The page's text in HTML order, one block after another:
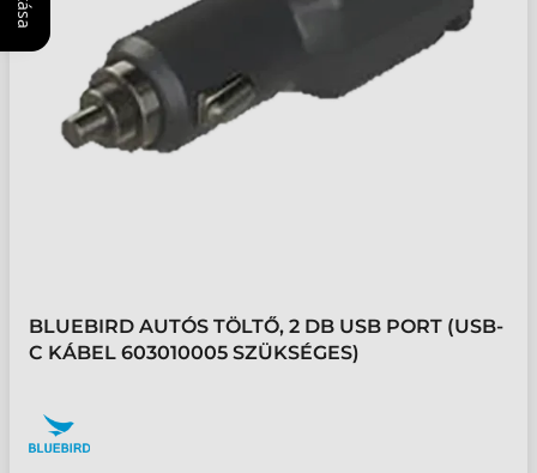
BLUEBIRD AUTÓS TÖLTŐ, 2 DB USB PORT (USB-
C KÁBEL 603010005 SZÜKSÉGES)